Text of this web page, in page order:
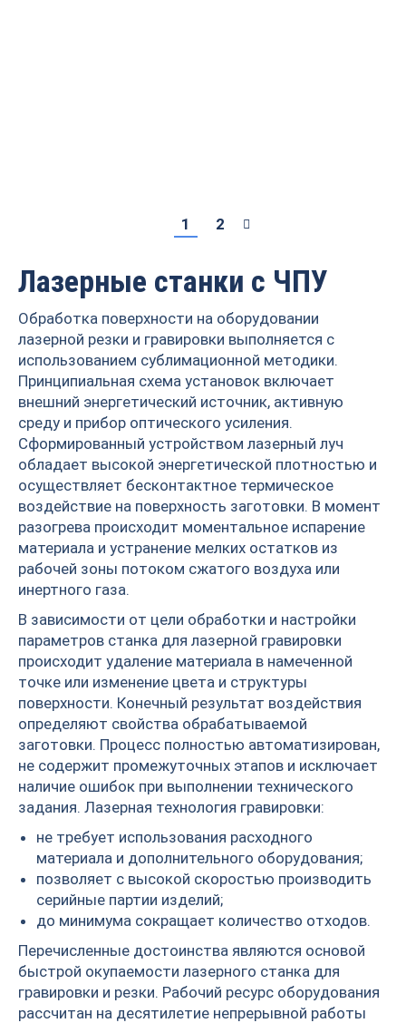
1 2
Лазерные станки с ЧПУ
Обработка поверхности на оборудовании
лазерной резки и гравировки выполняется с
использованием сублимационной методики.
Принципиальная схема установок включает
внешний энергетический источник, активную
среду и прибор оптического усиления.
Сформированный устройством лазерный луч
обладает высокой энергетической плотностью и
осуществляет бесконтактное термическое
воздействие на поверхность заготовки. В момент
разогрева происходит моментальное испарение
материала и устранение мелких остатков из
рабочей зоны потоком сжатого воздуха или
инертного газа.
В зависимости от цели обработки и настройки
параметров станка для лазерной гравировки
происходит удаление материала в намеченной
точке или изменение цвета и структуры
поверхности. Конечный результат воздействия
определяют свойства обрабатываемой
заготовки. Процесс полностью автоматизирован,
не содержит промежуточных этапов и исключает
наличие ошибок при выполнении технического
задания. Лазерная технология гравировки:
не требует использования расходного
материала и дополнительного оборудования;
позволяет с высокой скоростью производить
серийные партии изделий;
до минимума сокращает количество отходов.
Перечисленные достоинства являются основой
быстрой окупаемости лазерного станка для
гравировки и резки. Рабочий ресурс оборудования
рассчитан на десятилетие непрерывной работы